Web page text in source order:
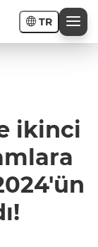
TR
ikinci